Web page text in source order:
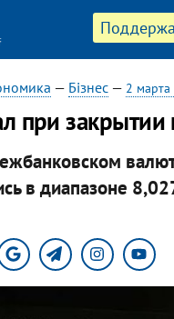
— Бізнес— 2
при
в диапазоне